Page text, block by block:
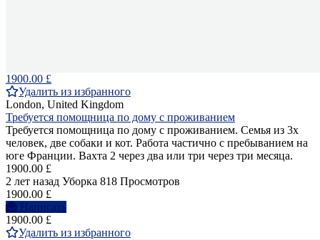
1900.00 £
Удалить из избранного
London, United Kingdom
Требуется помощница по дому с проживанием
Требуется помощница по дому с проживанием. Семья из 3х
человек, две собаки и кот. Работа частично с пребыванием на
юге Франции. Вахта 2 через два или три через три месяца.
1900.00 £
2 лет назад Уборка 818 Просмотров
1900.00 £
Написать
1900.00 £
Удалить из избранного